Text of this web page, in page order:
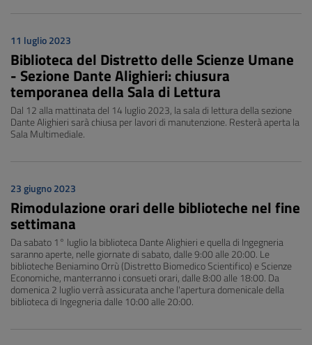
11 luglio 2023
Biblioteca del Distretto delle Scienze Umane
- Sezione Dante Alighieri: chiusura
temporanea della Sala di Lettura
Dal 12 alla mattinata del 14 luglio 2023, la sala di lettura della sezione
Dante Alighieri sarà chiusa per lavori di manutenzione. Resterà aperta la
Sala Multimediale.
23 giugno 2023
Rimodulazione orari delle biblioteche nel fine
settimana
Da sabato 1° luglio la biblioteca Dante Alighieri e quella di Ingegneria
saranno aperte, nelle giornate di sabato, dalle 9:00 alle 20:00. Le
biblioteche Beniamino Orrù (Distretto Biomedico Scientifico) e Scienze
Economiche, manterranno i consueti orari, dalle 8:00 alle 18:00. Da
domenica 2 luglio verrà assicurata anche l'apertura domenicale della
biblioteca di Ingegneria dalle 10:00 alle 20:00.